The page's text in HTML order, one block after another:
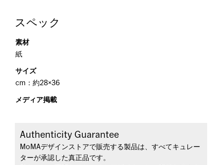
スペック
素材
紙
サイズ
cm：約28×36
メディア掲載
Authenticity Guarantee
MoMAデザインストアで販売する製品は、すべてキュレー
ターが承認した真正品です。